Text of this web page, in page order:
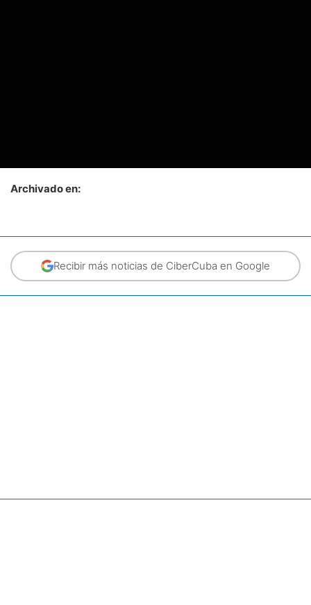
Archivado en:
Recibir más noticias de CiberCuba en Google